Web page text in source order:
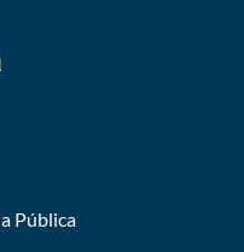
Pública